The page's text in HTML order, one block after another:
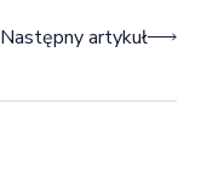
Następny artykuł